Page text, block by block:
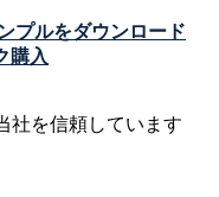
プルをダウンロード
購入
社を信頼しています